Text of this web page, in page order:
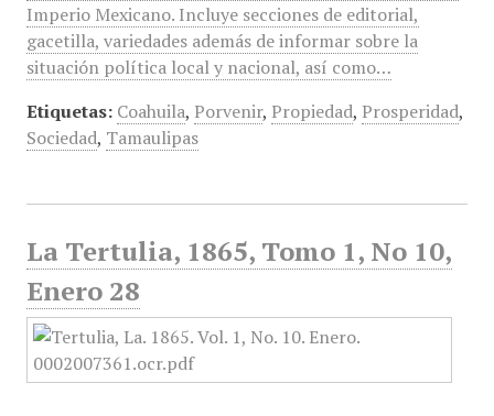
Imperio Mexicano. Incluye secciones de editorial,
gacetilla, variedades además de informar sobre la
situación política local y nacional, así como…
Etiquetas: Coahuila, Porvenir, Propiedad, Prosperidad,
Sociedad, Tamaulipas
La Tertulia, 1865, Tomo 1, No 10,
Enero 28